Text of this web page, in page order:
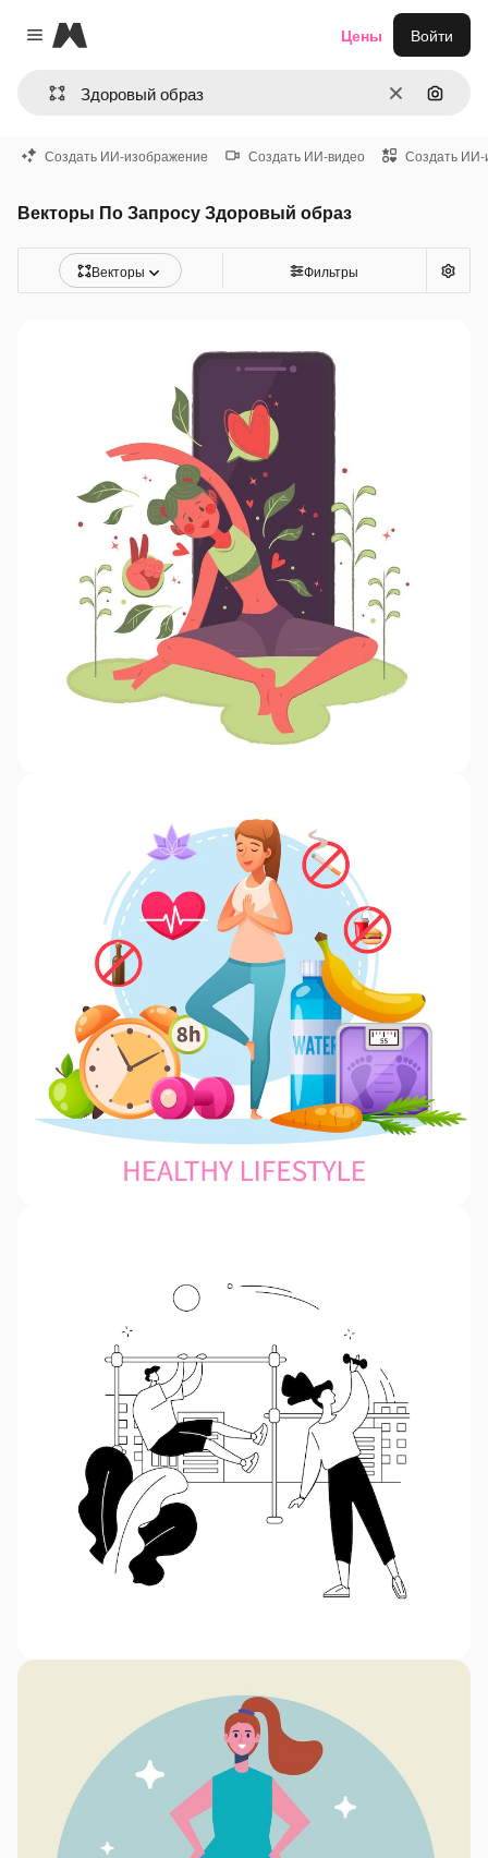
Close menu
Magnific
ОчиститьПоиск
Цены Войти
Создать ИИ-изображение Создать ИИ-видео Создать ИИ-
Векторы По Запросу Здоровый образ
Векторы Фильтры